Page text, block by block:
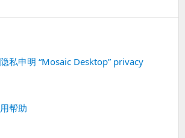
私申明 “Mosaic Desktop” privacy
帮助